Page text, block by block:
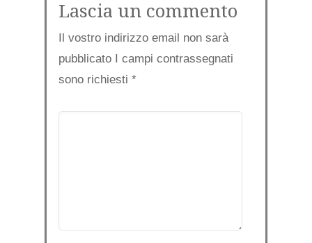
Lascia un commento
Il vostro indirizzo email non sarà
pubblicato I campi contrassegnati
sono richiesti *